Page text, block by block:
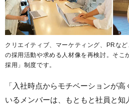
クリエイティブ、マーケティング、PRな
の採用活動や求める人材像を再検討。そこ
採用」制度です。
「入社時点からモチベーションが
いるメンバーは、もともと社員と知